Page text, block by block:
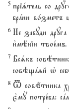
5 пріsтель со
брaни во1зметъ
6 Не забyди дрyга
и3мёніи твое1мъ.
7 Всsкъ
совэщazй њ
8 T совётника
є3мY потре1ба: